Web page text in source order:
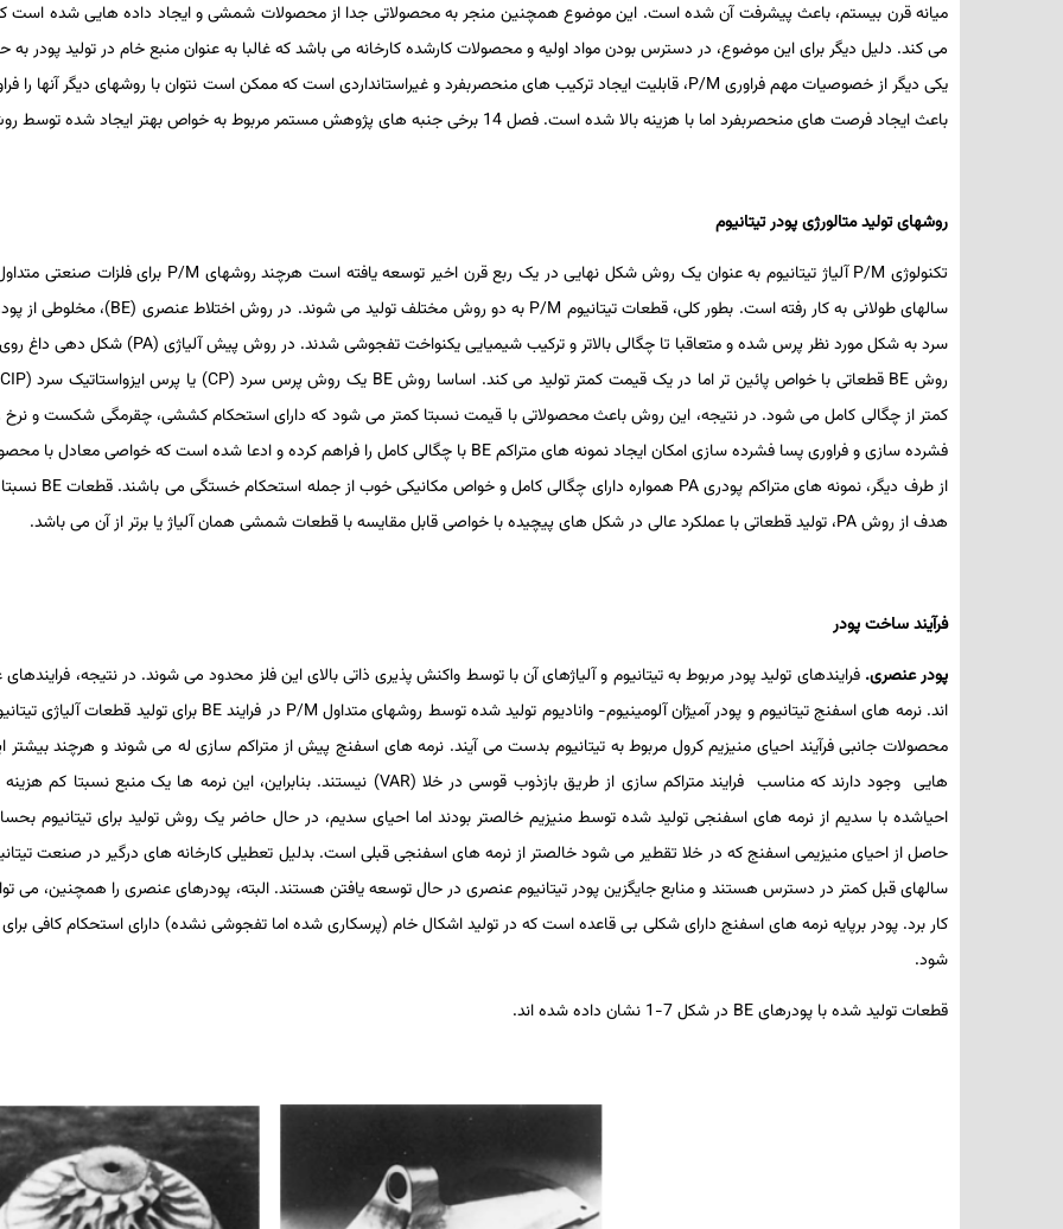
میانه قرن بیستم، باعث پیشرفت آن شده است. این موضوع هم­چنین منجر به محصولاتی جدا از محصولات شمشی و ایجاد داده ­هایی شده است
می­ کند. دلیل دیگر برای این موضوع، در دسترس بودن مواد اولیه و محصولات کارشده کارخانه می ­باشد که غالبا به عنوان منبع خام در تولید پودر
یکی دیگر از خصوصیات مهم فراوری P/M، قابلیت ایجاد ترکیب­ های منحصربفرد و غیراستانداردی است که ممکن است نتوان با روش­های دیگر آنها را
باعث ایجاد فرصت­ های منحصربفرد اما با هزینه بالا شده است. فصل 14 برخی جنبه­ های پژوهش مستمر مربوط به خواص بهتر ایجاد شده توسط روش انجماد سریع را تشریح می­ کند.
روش­های تولید متالورژی پودر تیتانیوم
تکنولوژی P/Mآلیاژ تیتانیوم به عنوان یک روش شکل نهایی در یک ­ربع قرن اخیر توسعه یافته است هرچند روش­های P/M برای فلزات صنعتی
سال­های طولانی به کار رفته است. بطور کلی، قطعات تیتانیوم P/M به دو روش مختلف تولید می­ شوند. در روش اختلاط عنصری (BE)، مخلوطی از
سرد به شکل مورد نظر پرس شده و متعاقبا تا چگالی بالاتر و ترکیب شیمیایی یکنواخت تفجوشی شدند. در روش پیش­ آلیاژی (PA) شکل ­دهی داغ روی
روش BE قطعاتی با خواص پائین­ تر اما در یک قیمت کمتر تولید می­ کند. اساسا روشBE یک روش پرس سرد (CP) یا پرس ایزواستاتیک سرد (CIP
کمتر از چگالی کامل می­ شود. در نتیجه، این روش باعث محصولاتی با قیمت نسبتا کمتر می­ شود که دارای استحکام کششی، چقرمگی شکست و
فشرده ­سازی و فراوری پسا فشرده ­سازی امکان ایجاد نمونه های متراکمBE با چگالی کامل را فراهم کرده و ادعا شده است که خواصی معادل با
از طرف دیگر، نمونه های متراکم پودریPA همواره دارای چگالی کامل و خواص مکانیکی خوب از جمله استحکام خستگی می ­باشند. قطعاتBE
هدف از روشPA، تولید قطعاتی با عملکرد عالی در شکل­ های پیچیده با خواصی قابل­ مقایسه با قطعات شمشی همان آلیاژ یا برتر از آن می ­باشد.
فرآیند ساخت پودر
پودر عنصری. فرایندهای تولید پودر مربوط به تیتانیوم و آلیاژهای آن با توسط واکنش ­پذیری ذاتی بالای این فلز محدود می­ شوند. در نتیجه،
­اند. نرمه ­های اسفنج تیتانیوم و پودر آمیژان آلومینیوم- وانادیوم تولید شده توسط روش­های متداول P/M در فرایندBE برای تولید قطعات آلیاژی
محصولات جانبی فرآیند احیای منیزیم کرول مربوط به تیتانیوم بدست می ­آیند. نرمه­ های اسفنج پیش از متراکم ­سازی له می ­شوند و هرچند بیشتر
هایی وجود دارند که مناسب فرایند متراکم ­سازی از طریق بازذوب قوسی در خلا (VAR) نیستند. بنابراین، این نرمه­ ها یک منبع نسبتا کم
احیاشده با سدیم از نرمه­ های اسفنجی تولید شده توسط منیزیم خالص­تر بودند اما احیای سدیم، در حال حاضر یک روش تولید برای تیتانیوم
سال­های قبل کمتر در دسترس هستند و منابع جایگزین پودر تیتانیوم عنصری در حال توسعه ­یافتن هستند. البته، پودرهای عنصری را هم­چنین، می­
کار برد. پودر برپایه نرمه­ های اسفنج دارای شکلی بی ­قاعده است که در تولید اشکال خام (پرسکاری شده اما تفجوشی نشده) دارای استحکام
شود.
قطعات تولید شده با پودرهایBE در شکل 7-1 نشان داده شده ­اند.